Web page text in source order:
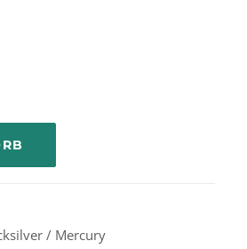
/ Mercury